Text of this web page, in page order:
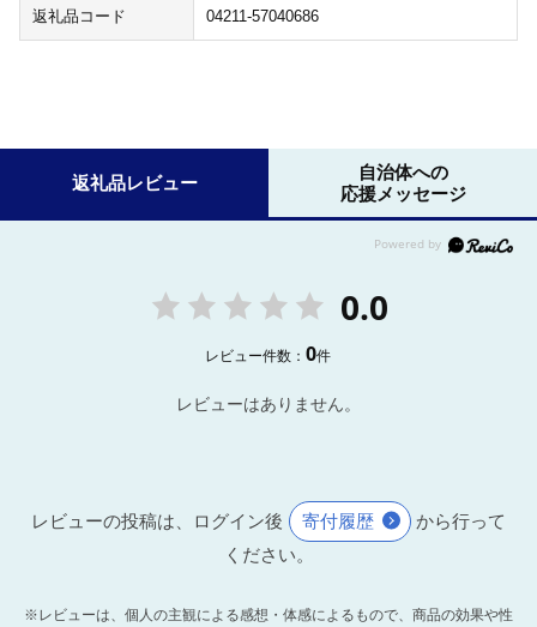
返礼品コード 04211-57040686
返礼品レビュー
自治体への
応援メッセージ
0.0
レビュー件数：0件
レビューはありません。
レビューの投稿は、ログイン後 寄付履歴
から行って
ください。
※レビューは、個人の主観による感想・体感によるもので、商品の効果や性